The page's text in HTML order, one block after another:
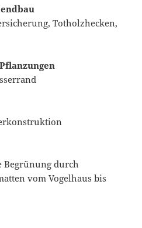
Totholzhecken,
Begrünung durch
vom Vogelhaus bis